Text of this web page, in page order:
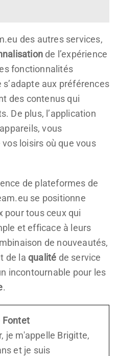
des autres services,
de l’expérience
fonctionnalités
aux préférences
des contenus qui
De plus, l’application
vous
loisirs où que vous
de plateformes de
se positionne
pour tous ceux qui
et efficace à leurs
de nouveautés,
de la qualité de service
incontournable pour les
.
Fontet
je m'appelle Brigitte,
et je suis